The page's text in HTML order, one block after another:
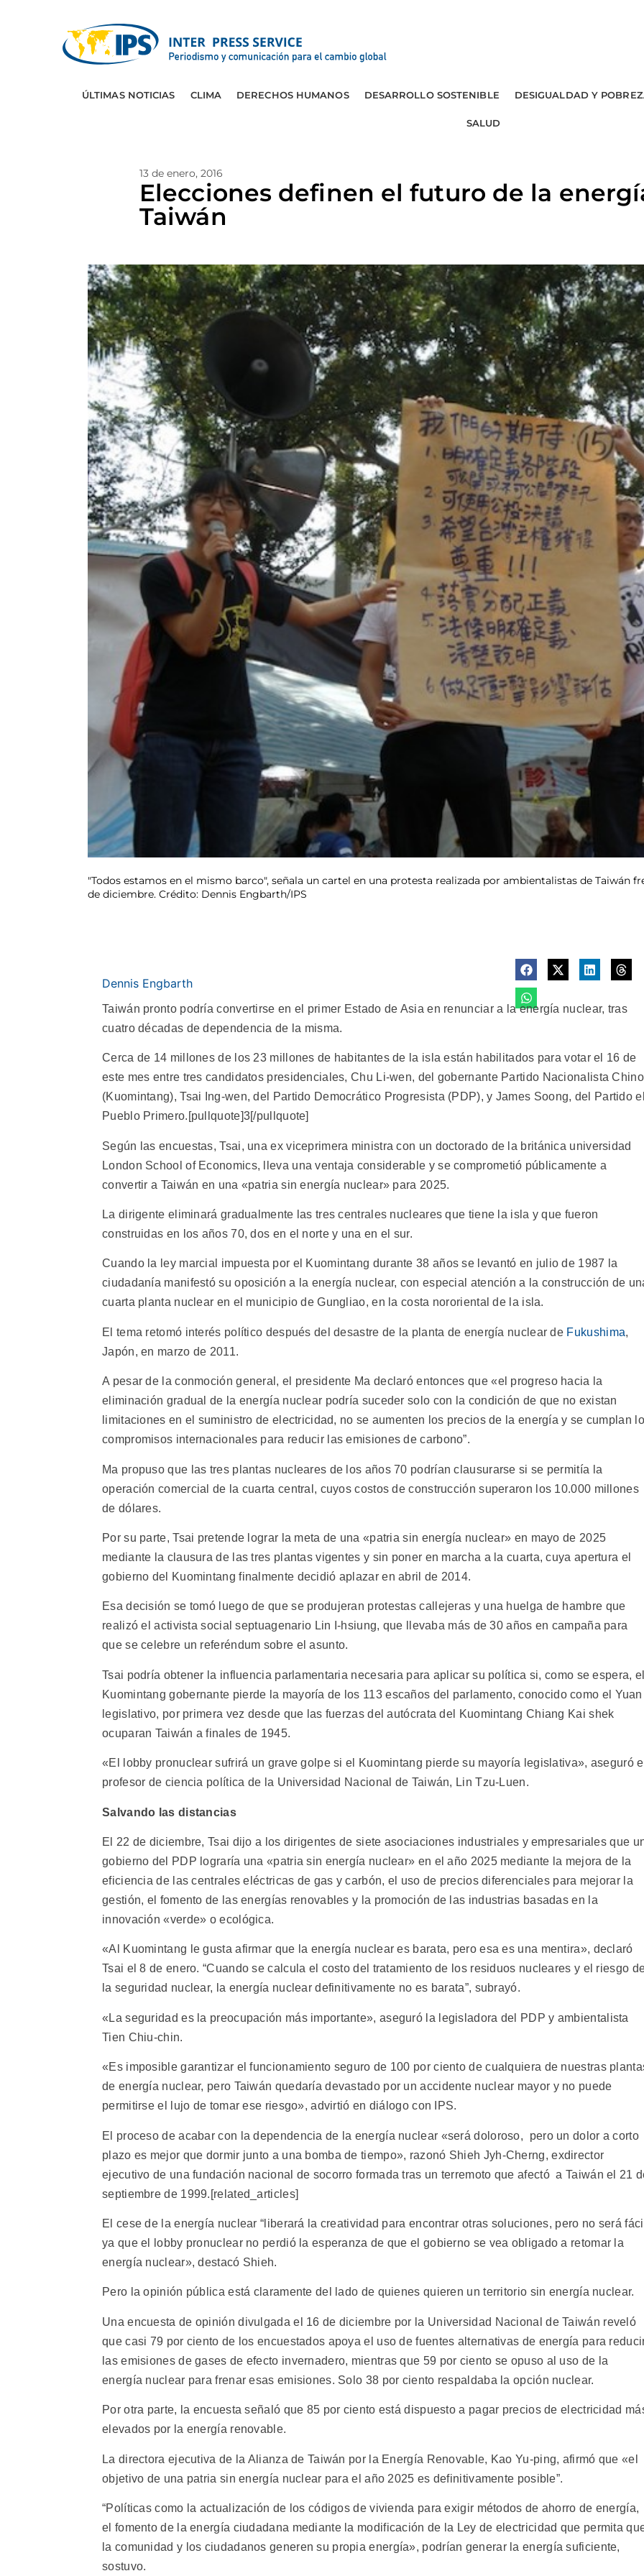
ÚLTIMAS NOTICIAS CLIMA DERECHOS HUMANOS DESARROLLO SOSTENIBLE DESIGUALDAD Y
SALUD
13 de enero, 2016
Elecciones definen el futuro de la
Taiwán
"Todos estamos en el mismo barco", señala un cartel en una protesta realizada por ambientalistas de Taiwán
de diciembre. Crédito: Dennis Engbarth/IPS
Dennis Engbarth
Taiwán pronto podría convertirse en el primer Estado de Asia en renunciar a la energía nuclear, tras
cuatro décadas de dependencia de la misma.
Cerca de 14 millones de los 23 millones de habitantes de la isla están habilitados para votar el 16 de
este mes entre tres candidatos presidenciales, Chu Li-wen, del gobernante Partido Nacionalista Chino
(Kuomintang), Tsai Ing-wen, del Partido Democrático Progresista (PDP), y James Soong, del Partido
Pueblo Primero.[pullquote]3[/pullquote]
Según las encuestas, Tsai, una ex viceprimera ministra con un doctorado de la británica universidad
London School of Economics, lleva una ventaja considerable y se comprometió públicamente a
convertir a Taiwán en una «patria sin energía nuclear» para 2025.
La dirigente eliminará gradualmente las tres centrales nucleares que tiene la isla y que fueron
construidas en los años 70, dos en el norte y una en el sur.
Cuando la ley marcial impuesta por el Kuomintang durante 38 años se levantó en julio de 1987 la
ciudadanía manifestó su oposición a la energía nuclear, con especial atención a la construcción de
cuarta planta nuclear en el municipio de Gungliao, en la costa nororiental de la isla.
El tema retomó interés político después del desastre de la planta de energía nuclear de Fukushima,
Japón, en marzo de 2011.
A pesar de la conmoción general, el presidente Ma declaró entonces que «el progreso hacia la
eliminación gradual de la energía nuclear podría suceder solo con la condición de que no existan
limitaciones en el suministro de electricidad, no se aumenten los precios de la energía y se cumplan
compromisos internacionales para reducir las emisiones de carbono”.
Ma propuso que las tres plantas nucleares de los años 70 podrían clausurarse si se permitía la
operación comercial de la cuarta central, cuyos costos de construcción superaron los 10.000 millones
de dólares.
Por su parte, Tsai pretende lograr la meta de una «patria sin energía nuclear» en mayo de 2025
mediante la clausura de las tres plantas vigentes y sin poner en marcha a la cuarta, cuya apertura el
gobierno del Kuomintang finalmente decidió aplazar en abril de 2014.
Esa decisión se tomó luego de que se produjeran protestas callejeras y una huelga de hambre que
realizó el activista social septuagenario Lin I-hsiung, que llevaba más de 30 años en campaña para
que se celebre un referéndum sobre el asunto.
Tsai podría obtener la influencia parlamentaria necesaria para aplicar su política si, como se espera,
Kuomintang gobernante pierde la mayoría de los 113 escaños del parlamento, conocido como el Yuan
legislativo, por primera vez desde que las fuerzas del autócrata del Kuomintang Chiang Kai shek
ocuparan Taiwán a finales de 1945.
«El lobby pronuclear sufrirá un grave golpe si el Kuomintang pierde su mayoría legislativa», aseguró
profesor de ciencia política de la Universidad Nacional de Taiwán, Lin Tzu-Luen.
Salvando las distancias
El 22 de diciembre, Tsai dijo a los dirigentes de siete asociaciones industriales y empresariales que
gobierno del PDP lograría una «patria sin energía nuclear» en el año 2025 mediante la mejora de la
eficiencia de las centrales eléctricas de gas y carbón, el uso de precios diferenciales para mejorar la
gestión, el fomento de las energías renovables y la promoción de las industrias basadas en la
innovación «verde» o ecológica.
«Al Kuomintang le gusta afirmar que la energía nuclear es barata, pero esa es una mentira», declaró
Tsai el 8 de enero. “Cuando se calcula el costo del tratamiento de los residuos nucleares y el riesgo
la seguridad nuclear, la energía nuclear definitivamente no es barata”, subrayó.
«La seguridad es la preocupación más importante», aseguró la legisladora del PDP y ambientalista
Tien Chiu-chin.
«Es imposible garantizar el funcionamiento seguro de 100 por ciento de cualquiera de nuestras
de energía nuclear, pero Taiwán quedaría devastado por un accidente nuclear mayor y no puede
permitirse el lujo de tomar ese riesgo», advirtió en diálogo con IPS.
El proceso de acabar con la dependencia de la energía nuclear «será doloroso, pero un dolor a corto
plazo es mejor que dormir junto a una bomba de tiempo», razonó Shieh Jyh-Cherng, exdirector
ejecutivo de una fundación nacional de socorro formada tras un terremoto que afectó a Taiwán el 21
septiembre de 1999.[related_articles]
El cese de la energía nuclear “liberará la creatividad para encontrar otras soluciones, pero no será
ya que el lobby pronuclear no perdió la esperanza de que el gobierno se vea obligado a retomar la
energía nuclear», destacó Shieh.
Pero la opinión pública está claramente del lado de quienes quieren un territorio sin energía nuclear.
Una encuesta de opinión divulgada el 16 de diciembre por la Universidad Nacional de Taiwán reveló
que casi 79 por ciento de los encuestados apoya el uso de fuentes alternativas de energía para
las emisiones de gases de efecto invernadero, mientras que 59 por ciento se opuso al uso de la
energía nuclear para frenar esas emisiones. Solo 38 por ciento respaldaba la opción nuclear.
Por otra parte, la encuesta señaló que 85 por ciento está dispuesto a pagar precios de electricidad
elevados por la energía renovable.
La directora ejecutiva de la Alianza de Taiwán por la Energía Renovable, Kao Yu-ping, afirmó que «el
objetivo de una patria sin energía nuclear para el año 2025 es definitivamente posible”.
“Políticas como la actualización de los códigos de vivienda para exigir métodos de ahorro de energía,
el fomento de la energía ciudadana mediante la modificación de la Ley de electricidad que permita
la comunidad y los ciudadanos generen su propia energía», podrían generar la energía suficiente,
sostuvo.